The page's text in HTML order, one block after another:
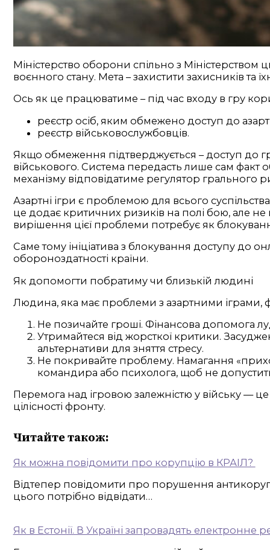
Міністерство оборони спільно з Міністерством
воєнного стану. Мета – захистити захисників та
Ось як це працюватиме – під час входу в гру
реєстр осіб, яким обмежено доступ до
реєстр військовослужбовців.
Якщо обмеження підтверджується – доступ до
військового. Система передасть лише сам
механізму відповідатиме регулятор грального
Азартні ігри є проблемою для всього
це додає критичних ризиків на полі бою, але
вирішення цієї проблеми потребує як
Саме тому ініціатива з блокування доступу до
обороноздатності країни.
Як допомогти побратиму чи близькій людині
Людина, яка має проблеми з азартними іграми,
Не позичайте гроші. Фінансова допомога
Утримайтеся від жорсткої критики.
альтернативи для зняття стресу.
Не покривайте проблему. Намагання
командира або психолога, щоб не
Перемога над ігровою залежністю у війську —
цілісності фронту.
Читайте також:
Як можна повідомити про корупцію в КРАІЛ?
Відтепер повідомити про порушення
цього потрібно відвідати…
Як в Естонії. В Україні запровадять